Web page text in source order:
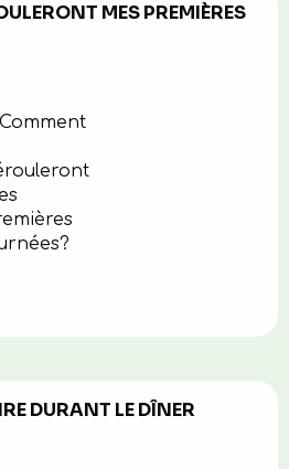
MES PREMIÈRES
DURANT LE DÎNER